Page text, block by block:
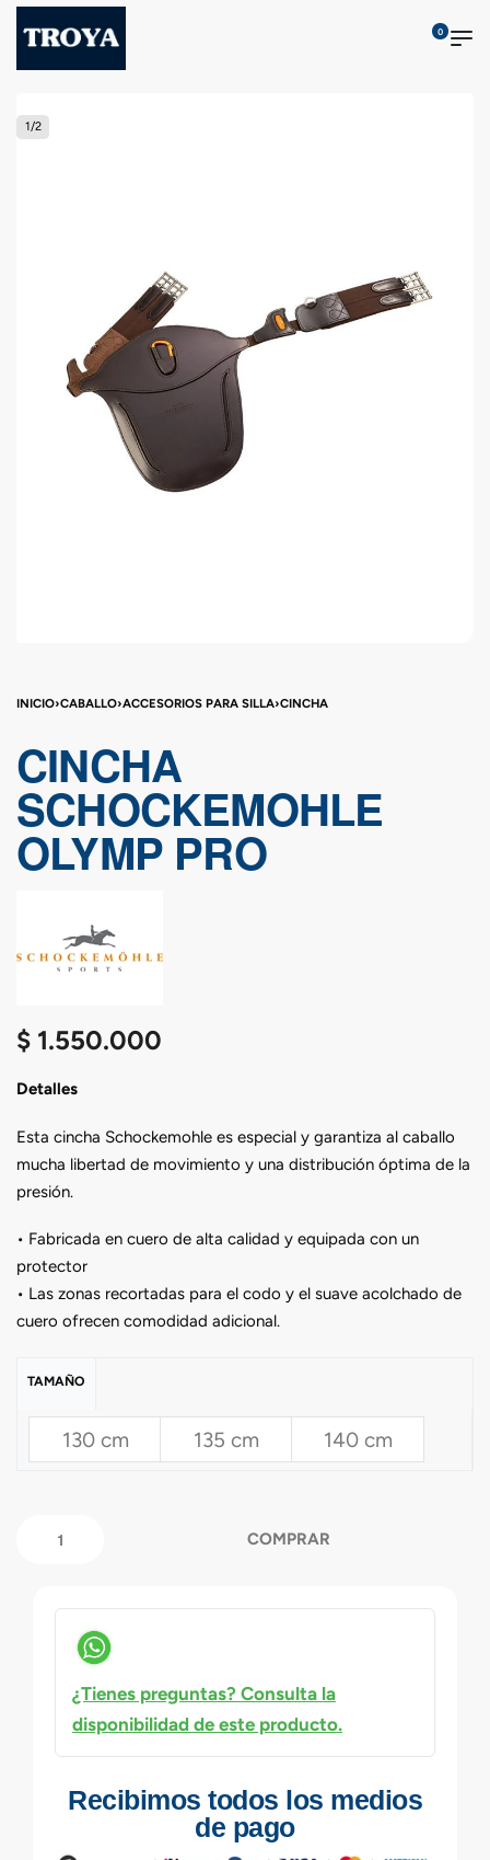
0
1/2
INICIO›CABALLO›ACCESORIOS PARA SILLA›CINCHA
CINCHA
SCHOCKEMOHLE
OLYMP PRO
$ 1.550.000
Detalles
Esta cincha Schockemohle es especial y garantiza al caballo
mucha libertad de movimiento y una distribución óptima de la
presión.
• Fabricada en cuero de alta calidad y equipada con un
protector
• Las zonas recortadas para el codo y el suave acolchado de
cuero ofrecen comodidad adicional.
TAMAÑO
130 cm 135 cm 140 cm
COMPRAR
¿Tienes preguntas? Consulta la
disponibilidad de este producto.
Recibimos todos los medios
de pago